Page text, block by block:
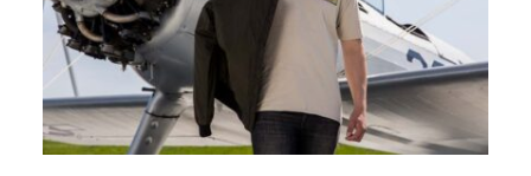
TOEVOEGEN AAN WINKELWAGEN / DETAILS